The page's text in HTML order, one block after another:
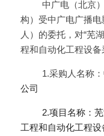
构）受中广电广播
人）的委托，对“芜
程和自动化工程设备
1.采购人名称：
公司
工程和自动化工程设